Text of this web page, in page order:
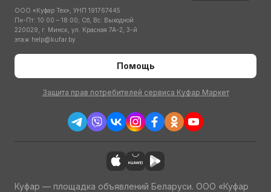
ООО «Куфар Тех», УНП 191767445
Пн-Пт: 10:00 – 18:00; Сб, Вс: Выходной
220029, г. Минск, ул. Красная 7А-2, 3-й
этаж help@kufar.by
Помощь
Защита прав потребителей сервиса Куфар Маркет
Куфар — площадка объявлений Беларуси. ООО «Куфар